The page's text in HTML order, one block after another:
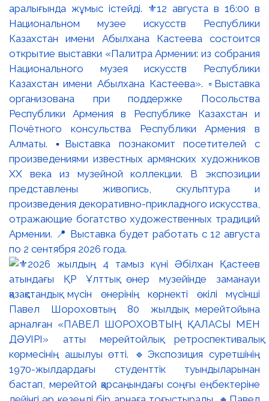
аралығында жұмыс істейді. ⚜️12 августа в 16:00 в
Национальном музее искусств Республики
Казахстан имени Абылхана Кастеева состоится
открытие выставки «Палитра Армении: из собрания
Национального музея искусств Республики
Казахстан имени Абылхана Кастеева». ▫️Выставка
организована при поддержке Посольства
Республики Армения в Республике Казахстан и
Почётного консульства Республики Армения в
Алматы. ▪️Выставка познакомит посетителей с
произведениями известных армянских художников
XX века из музейной коллекции. В экспозиции
представлены живопись, скульптура и
произведения декоративно-прикладного искусства,
отражающие богатство художественных традиций
Армении. 📍 Выставка будет работать с 12 августа
по 2 сентября 2026 года.